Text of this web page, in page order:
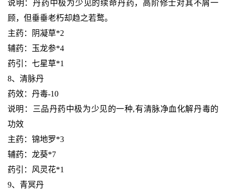
说明：丹药中极为少见的续命丹药，高阶修士对其不屑一
顾，但垂垂老朽却趋之若鹜。
主药：阴凝草*2
辅药：玉龙参*4
药引：七星草*1
8、清脉丹
药效：丹毒-10
说明：三品丹药中极为少见的一种,有清脉净血化解丹毒的
功效
主药：锦地罗*3
辅药：龙葵*7
药引：风灵花*1
9、青冥丹